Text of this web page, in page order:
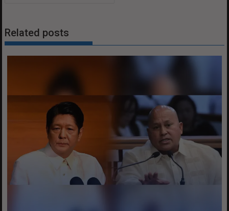
Related posts